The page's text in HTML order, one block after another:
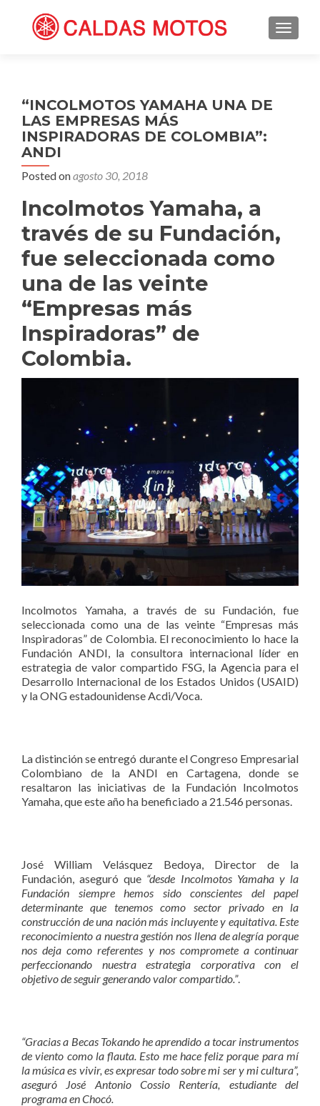
“INCOLMOTOS YAMAHA UNA DE
LAS EMPRESAS MÁS
INSPIRADORAS DE COLOMBIA”:
ANDI
Posted onagosto 30, 2018
Incolmotos Yamaha, a
través de su Fundación,
fue seleccionada como
una de las veinte
“Empresas más
Inspiradoras” de
Colombia.
Incolmotos Yamaha, a través de su Fundación, fue
seleccionada como una de las veinte “Empresas más
Inspiradoras” de Colombia. El reconocimiento lo hace la
Fundación ANDI, la consultora internacional líder en
estrategia de valor compartido FSG, la Agencia para el
Desarrollo Internacional de los Estados Unidos (USAID)
y la ONG estadounidense Acdi/Voca.
La distinción se entregó durante el Congreso Empresarial
Colombiano de la ANDI en Cartagena, donde se
resaltaron las iniciativas de la Fundación Incolmotos
Yamaha, que este año ha beneficiado a 21.546 personas.
José William Velásquez Bedoya, Director de la
Fundación, aseguró que “desde Incolmotos Yamaha y la
Fundación siempre hemos sido conscientes del papel
determinante que tenemos como sector privado en la
construcción de una nación más incluyente y equitativa. Este
reconocimiento a nuestra gestión nos llena de alegría porque
nos deja como referentes y nos compromete a continuar
perfeccionando nuestra estrategia corporativa con el
objetivo de seguir generando valor compartido.”.
“Gracias a Becas Tokando he aprendido a tocar instrumentos
de viento como la flauta. Esto me hace feliz porque para mí
la música es vivir, es expresar todo sobre mi ser y mi cultura”,
aseguró José Antonio Cossio Rentería, estudiante del
programa en Chocó.